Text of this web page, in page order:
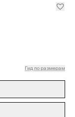
Гид по размерам